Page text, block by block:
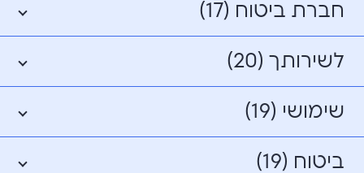
חברת ביטוח (17)
לשירותך (20)
שימושי (19)
ביטוח (19)